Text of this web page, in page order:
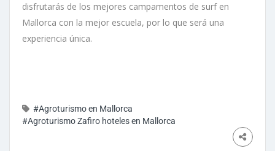
disfrutarás de los mejores campamentos de surf en
Mallorca con la mejor escuela, por lo que será una
experiencia única.
#Agroturismo en Mallorca
#Agroturismo Zafiro hoteles en Mallorca